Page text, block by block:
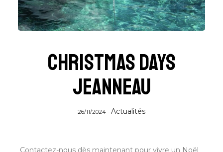
Christmas Days
Jeanneau
26/11/2024 - Actualités
Contactez-nous dès maintenant pour vivre un Noël